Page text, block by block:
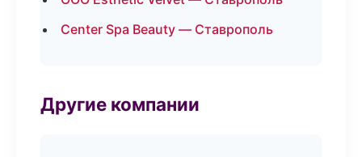
Center Spa Beauty — Ставрополь
Другие компании